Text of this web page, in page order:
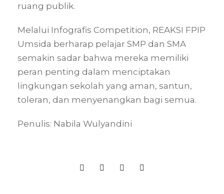
ruang publik.
Melalui Infografis Competition, REAKSI FPIP
Umsida berharap pelajar SMP dan SMA
semakin sadar bahwa mereka memiliki
peran penting dalam menciptakan
lingkungan sekolah yang aman, santun,
toleran, dan menyenangkan bagi semua.
Penulis: Nabila Wulyandini